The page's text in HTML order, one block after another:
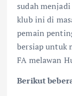
sudah
klub ini di
pemain
bersiap untuk
FA melawan
Berikut